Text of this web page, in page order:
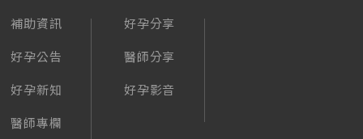
補助資訊
好孕公告
好孕新知
醫師專欄
好孕分享
醫師分享
好孕影音